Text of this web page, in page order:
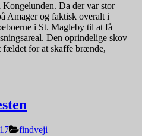
Da der var stor
Amager og faktisk overalt i
i St. Magleby til at få
Den oprindelige skov
fældet for at skaffe brænde,
findveji